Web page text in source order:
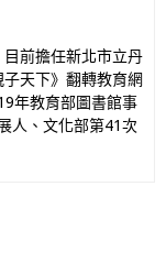
前擔任新北市立丹
天下》翻轉教育網
年教育部圖書館事
人、文化部第41次